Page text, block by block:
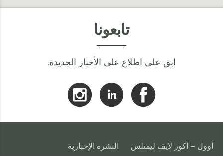
تابعونا
ابق على اطلاع على الأخبار الجديدة.
أوول - أكور لايف ليمتلس النشرة الإخبارية